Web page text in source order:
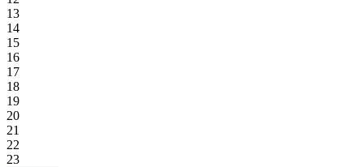
13
14
15
16
17
18
19
20
21
22
23